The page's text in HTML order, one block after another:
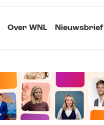
Over WNL Nieuwsbrief